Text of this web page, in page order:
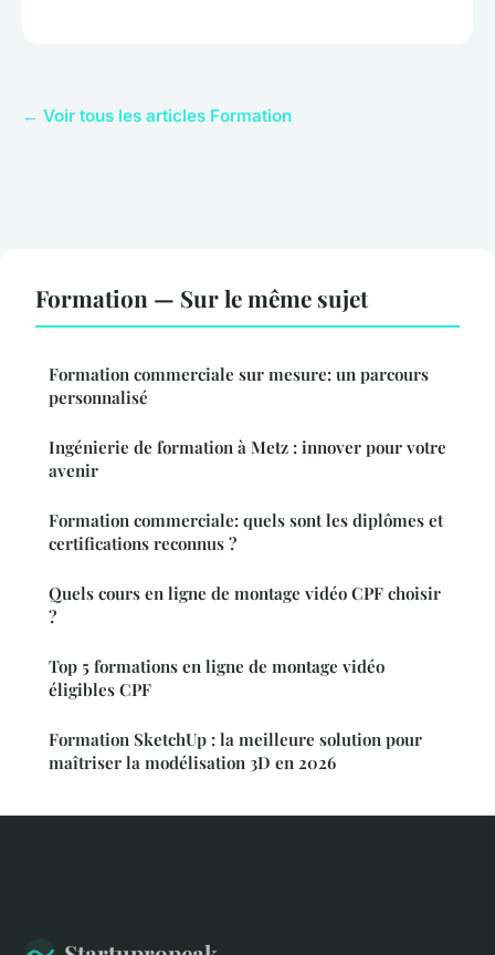
← Voir tous les articles Formation
Formation — Sur le même sujet
Formation commerciale sur mesure: un parcours
personnalisé
Ingénierie de formation à Metz : innover pour votre
avenir
Formation commerciale: quels sont les diplômes et
certifications reconnus ?
Quels cours en ligne de montage vidéo CPF choisir
?
Top 5 formations en ligne de montage vidéo
éligibles CPF
Formation SketchUp : la meilleure solution pour
maîtriser la modélisation 3D en 2026